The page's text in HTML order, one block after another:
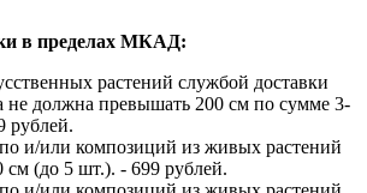
в пределах МКАД:
растений службой доставки
должна превышать 200 см по сумме 3-
рублей.
и/или композиций из живых растений
см (до 5 шт.). - 699 рублей.